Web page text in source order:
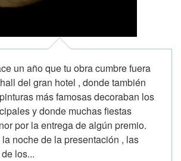
un año que tu obra cumbre fuera
del gran hotel , donde también
más famosas decoraban los
y donde muchas fiestas
por la entrega de algún premio.
noche de la presentación , las
los...